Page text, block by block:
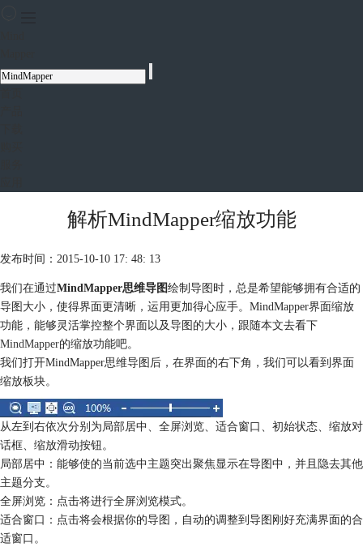
解析MindMapper缩放功能
发布时间：2015-10-10 17: 48: 13
我们在通过MindMapper思维导图绘制导图时，总是希望能够拥有合适的
导图大小，使得界面更清晰，运用更加得心应手。MindMapper界面缩放
功能，能够灵活掌控整个界面以及导图的大小，跟随本文去看下
MindMapper的缩放功能吧。
我们打开MindMapper思维导图后，在界面的右下角，我们可以看到界面
缩放板块。
从左到右依次分别为局部居中、全屏浏览、适合窗口、初始状态、缩放对
话框、缩放滑动按钮。
局部居中：能够使的当前选中主题突出聚焦显示在导图中，并且隐去其他
主题分支。
全屏浏览：点击将进行全屏浏览模式。
适合窗口：点击将会根据你的导图，自动的调整到导图刚好充满界面的合
适窗口。